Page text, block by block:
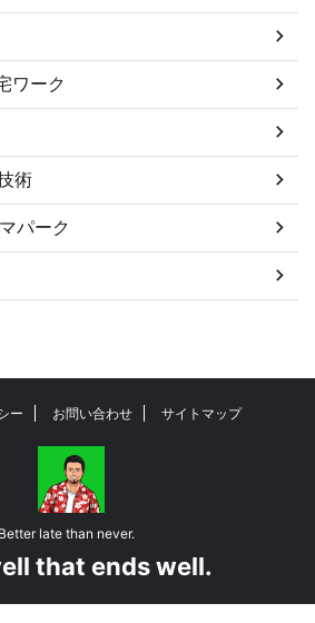
ワーク
術
パーク
ー お問い合わせ サイトマップ
Better late than never.
that ends well.